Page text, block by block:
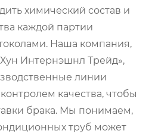
химический состав и
каждой партии
Наша компания,
Интернэшнл Трейд»,
линии
качества, чтобы
брака. Мы понимаем,
труб может